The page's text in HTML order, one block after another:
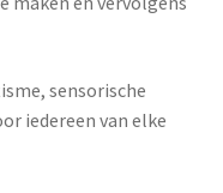
sensorische
iedereen van elke